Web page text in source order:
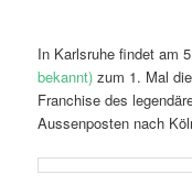
In Karlsruhe findet am
bekannt) zum 1. Mal die
Franchise des
Aussenposten nach